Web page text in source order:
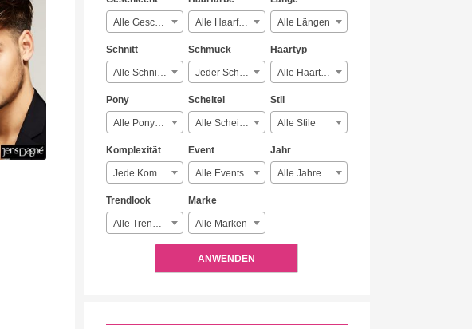
Alle Geschlechter Alle Haarfarben Alle Längen
Schnitt
Alle Schnitte
Schmuck
Jeder Schmuck
Haartyp
Alle Haartypen
Pony
Alle Ponyarten
Scheitel
Alle Scheitelarten
Stil
Alle Stile
Komplexität
Jede Komplexität
Event
Alle Events
Jahr
Alle Jahre
Trendlook
Alle Trendlooks
Marke
Alle Marken
ANWENDEN